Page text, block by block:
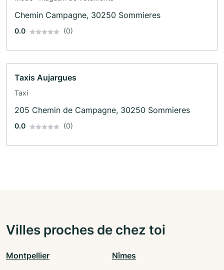
Chemin Campagne, 30250 Sommieres
0.0 (0)
Taxis Aujargues
Taxi
205 Chemin de Campagne, 30250 Sommieres
0.0 (0)
Villes proches de chez toi
Montpellier Nîmes